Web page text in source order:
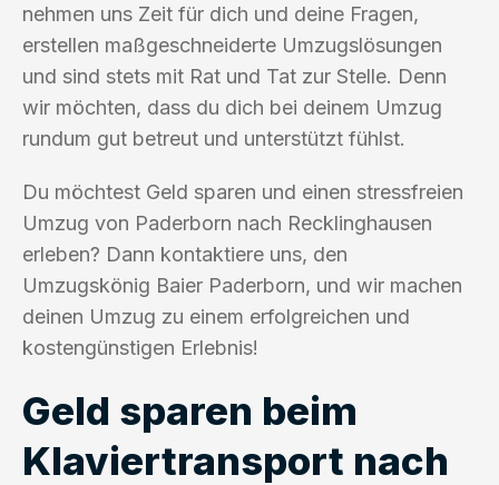
nehmen uns Zeit für dich und deine Fragen,
erstellen maßgeschneiderte Umzugslösungen
und sind stets mit Rat und Tat zur Stelle. Denn
wir möchten, dass du dich bei deinem Umzug
rundum gut betreut und unterstützt fühlst.
Du möchtest Geld sparen und einen stressfreien
Umzug von Paderborn nach Recklinghausen
erleben? Dann kontaktiere uns, den
Umzugskönig Baier Paderborn, und wir machen
deinen Umzug zu einem erfolgreichen und
kostengünstigen Erlebnis!
Geld sparen beim
Klaviertransport nach